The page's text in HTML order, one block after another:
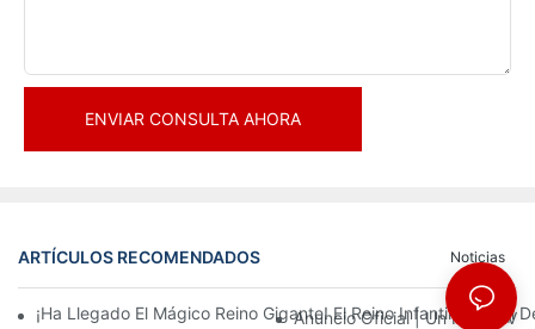
ENVIAR CONSULTA AHORA
ARTÍCULOS RECOMENDADOS Noticias
¡Ha Llegado El Mágico Reino Gigante! El Reino Infantil Modoqi
Anuncio Oficial | Un Primer